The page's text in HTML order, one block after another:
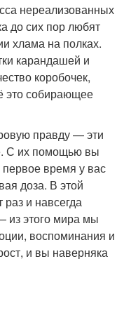
нереализованных
до сих пор любят
хлама на полках.
карандашей и
коробочек,
это собирающее
правду — эти
С их помощью вы
первое время у вас
доза. В этой
и навсегда
из этого мира мы
воспоминания и
и вы наверняка